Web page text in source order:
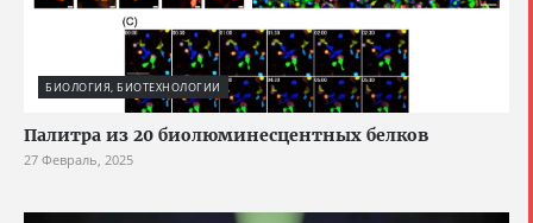
БИОЛОГИЯ, БИОТЕХНОЛОГИИ
Палитра из 20 биолюминесцентных белков
27 Февраль, 2025